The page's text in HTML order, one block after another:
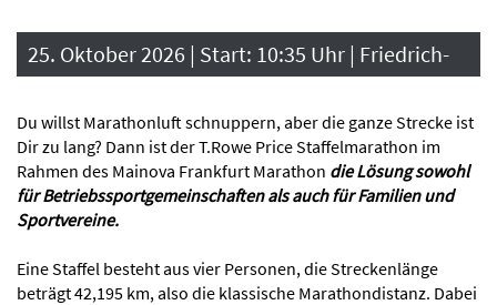
STARTERLISTE
STARTUNTERLAGENAUSGABE
STRECKE
25. Oktober 2026 | Start: 10:35 Uhr | Friedrich-
Du willst Marathonluft schnuppern, aber die ganze Strecke ist
Dir zu lang? Dann ist der T.Rowe Price Staffelmarathon im
Rahmen des Mainova Frankfurt Marathon die Lösung sowohl
für Betriebssportgemeinschaften als auch für Familien und
Sportvereine.
Eine Staffel besteht aus vier Personen, die Streckenlänge
beträgt 42,195 km, also die klassische Marathondistanz. Dabei